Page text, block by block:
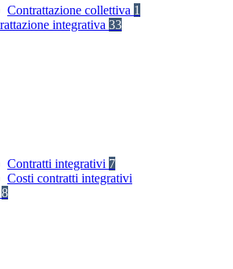
Contrattazione collettiva 1
integrativa 33
Contratti integrativi 7
Costi contratti integrativi
8